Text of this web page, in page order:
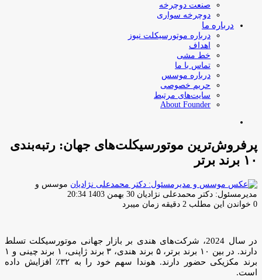
صنعت دوچرخه
دوچرخه سواری
درباره ما
درباره موتورسیکلت نیوز
اهداف
خط مشی
تماس با ما
درباره موسس
حریم خصوصی
سایت‌های مرتبط
About Founder
پرفروش‌ترین موتورسیکلت‌های جهان: رتبه‌بندی
۱۰ برند برتر
موسس و
مدیرمسئول: دکتر محمدعلی نژادیان ارسال
ایمیل
30 بهمن 1403 20:34
0 خواندن این مطلب 2 دقیقه زمان میبرد
در سال 2024، شرکت‌های هندی بر بازار جهانی موتورسیکلت تسلط
دارند. در بین ۱۰ برند برتر، ۵ برند هندی، ۳ برند ژاپنی، ۱ برند چینی و ۱
برند مکزیکی حضور دارند. هوندا سهم خود را به ۳۲٪ افزایش داده
است.